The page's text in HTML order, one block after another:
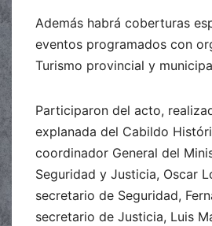
Además habrá coberturas
eventos programados con
Turismo provincial y
Participaron del acto,
explanada del Cabildo
coordinador General del
Seguridad y Justicia, Oscar
secretario de Seguridad,
secretario de Justicia, Luis